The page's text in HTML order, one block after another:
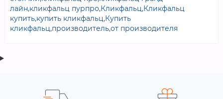
лайн,кликфальц пурпро,Кликфальц,Кликфальц
купить,купить кликфальц,Купить
кликфальц,производитель,от производителя